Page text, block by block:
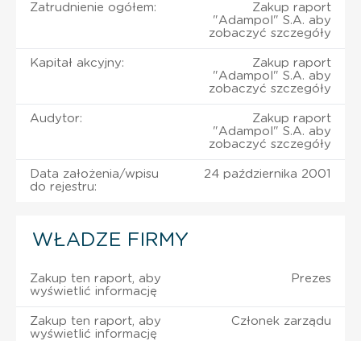
Zatrudnienie ogółem:
Zakup raport
"Adampol" S.A. aby
zobaczyć szczegóły
Kapitał akcyjny:
Zakup raport
"Adampol" S.A. aby
zobaczyć szczegóły
Audytor:
Zakup raport
"Adampol" S.A. aby
zobaczyć szczegóły
Data założenia/wpisu
do rejestru:
24 października 2001
WŁADZE FIRMY
Zakup ten raport, aby
wyświetlić informację
Prezes
Zakup ten raport, aby
wyświetlić informację
Członek zarządu